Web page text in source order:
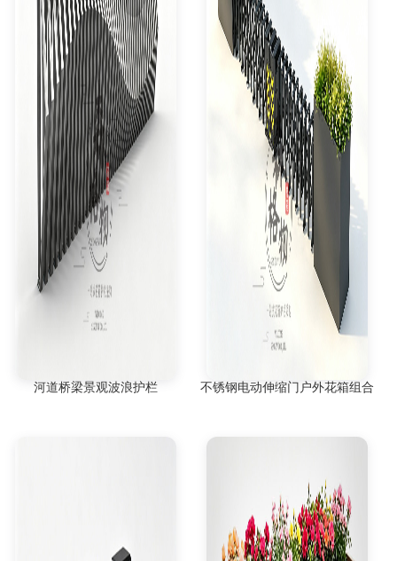
河道桥梁景观波浪护栏 不锈钢电动伸缩门户外花箱组合